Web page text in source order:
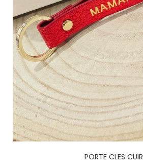
PORTE CLES CUIR